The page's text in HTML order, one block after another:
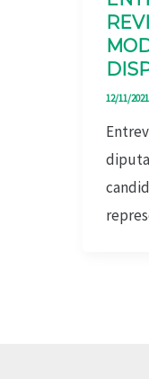
12/11/2021